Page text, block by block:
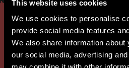
This website uses cookies
We use cookies to personalise
provide social media features
We also share information
our social media, advertising